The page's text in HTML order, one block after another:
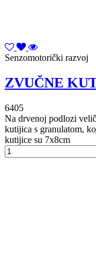
Senzomotorički razvoj
ZVUČNE
6405
Na drvenoj podlozi
kutijica s granulatom,
kutijice su 7x8cm